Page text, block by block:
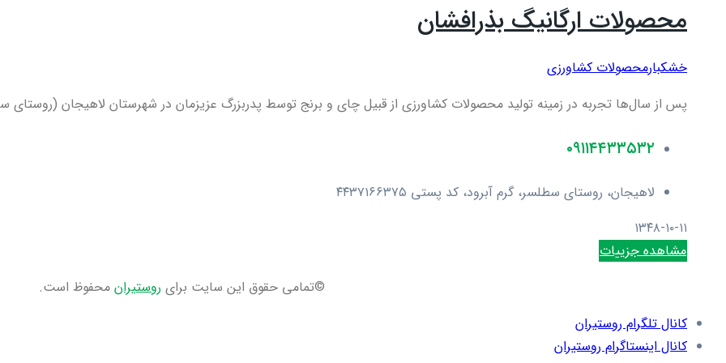
محصولات ارگانیگ بذرافشان
خشکبارمحصولات کشاورزی
پس از سال‌ها تجربه در زمینه تولید محصولات کشاورزی از قبیل چای و برنج توسط پدربزرگ عزیزمان در شهرستان لاهیجان
۰۹۱۱۴۴۳۳۵۳۲
لاهیجان، روستای سطلسر، گرم آبرود، کد پستی ۴۴۳۷۱۶۶۳۷۵
۱۳۴۸-۱۰-۱۱
مشاهده جزییات
©تمامی حقوق این سایت برای روستیران محفوظ است.
کانال تلگرام روستیران
کانال اینستاگرام روستیران